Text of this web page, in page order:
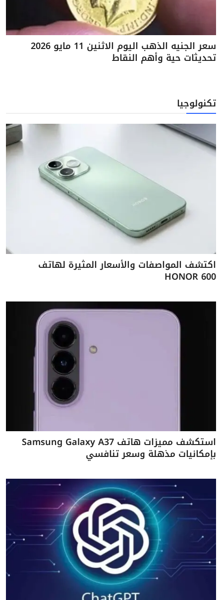
سعر الجنيه الذهب اليوم الاثنين 11 مايو 2026
تحديثات حية وأهم النقاط
تكنولوجيا
اكتشف المواصفات والأسعار المثيرة لهاتف
HONOR 600
استكشف مميزات هاتف Samsung Galaxy A37
بإمكانيات مذهلة وسعر تنافسي